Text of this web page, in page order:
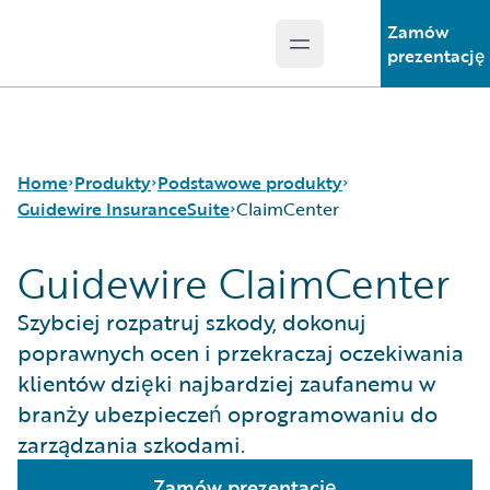
Open main menu
Zamów
prezentację
Home Produkty
Podstawowe produkty
Guidewire Analytics
Guidewire Technology
Guidewire Solutions
Services
Podstawowe produkty
Guidewire InsuranceSuite
Guidewire InsuranceSuite
BillingCenter
ClaimCenter
PolicyCenter
PricingCenter
UnderwritingCenter
ClaimCenter
Guidewire ClaimCenter
Szybciej rozpatruj szkody, dokonuj
poprawnych ocen i przekraczaj oczekiwania
klientów dzięki najbardziej zaufanemu w
branży ubezpieczeń oprogramowaniu do
zarządzania szkodami.